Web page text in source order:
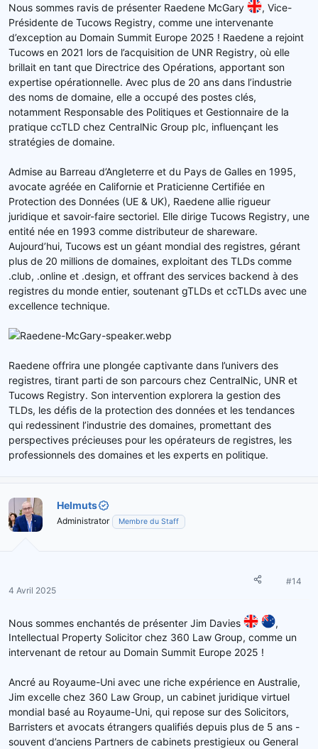
Nous sommes ravis de présenter Raedene McGary
, Vice-
Présidente de Tucows Registry, comme une intervenante
d’exception au Domain Summit Europe 2025 ! Raedene a rejoint
Tucows en 2021 lors de l’acquisition de UNR Registry, où elle
brillait en tant que Directrice des Opérations, apportant son
expertise opérationnelle. Avec plus de 20 ans dans l’industrie
des noms de domaine, elle a occupé des postes clés,
notamment Responsable des Politiques et Gestionnaire de la
pratique ccTLD chez CentralNic Group plc, influençant les
stratégies de domaine.
Admise au Barreau d’Angleterre et du Pays de Galles en 1995,
avocate agréée en Californie et Praticienne Certifiée en
Protection des Données (UE & UK), Raedene allie rigueur
juridique et savoir-faire sectoriel. Elle dirige Tucows Registry, une
entité née en 1993 comme distributeur de shareware.
Aujourd’hui, Tucows est un géant mondial des registres, gérant
plus de 20 millions de domaines, exploitant des TLDs comme
.club, .online et .design, et offrant des services backend à des
registres du monde entier, soutenant gTLDs et ccTLDs avec une
excellence technique.
Raedene offrira une plongée captivante dans l’univers des
registres, tirant parti de son parcours chez CentralNic, UNR et
Tucows Registry. Son intervention explorera la gestion des
TLDs, les défis de la protection des données et les tendances
qui redessinent l’industrie des domaines, promettant des
perspectives précieuses pour les opérateurs de registres, les
professionnels des domaines et les experts en politique.
Helmuts
Administrator Membre du Staff
4 Avril 2025
#14
Nous sommes enchantés de présenter Jim Davies
,
Intellectual Property Solicitor chez 360 Law Group, comme un
intervenant de retour au Domain Summit Europe 2025 !
Ancré au Royaume-Uni avec une riche expérience en Australie,
Jim excelle chez 360 Law Group, un cabinet juridique virtuel
mondial basé au Royaume-Uni, qui repose sur des Solicitors,
Barristers et avocats étrangers qualifiés depuis plus de 5 ans -
souvent d’anciens Partners de cabinets prestigieux ou General